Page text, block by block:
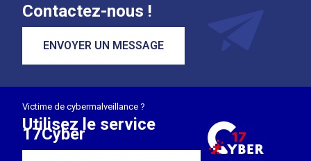
Contactez-nous !
ENVOYER UN MESSAGE
Victime de cybermalveillance ?
Utilisez le service
17Cyber